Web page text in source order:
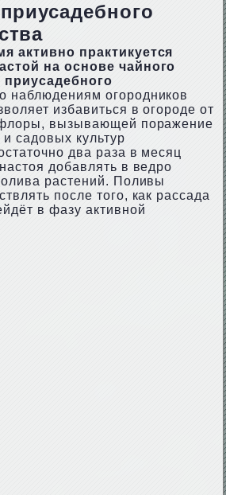
активно практикуется
на основе чайного
приусадебного
наблюдениям огородников
избавиться в огороде от
вызывающей поражение
садовых культур
два раза в месяц
добавлять в ведро
растений. Поливы
после того, как рассада
в фазу активной